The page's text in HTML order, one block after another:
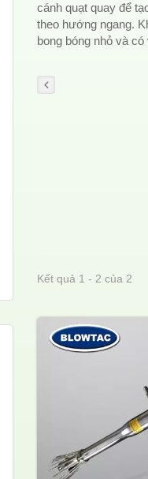
cánh quạt quay để
theo hướng ngang.
bong bóng nhỏ và
Kết quả 1 - 2 của 2